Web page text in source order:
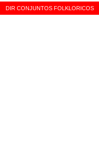
DIR CONJUNTOS FOLKLORICOS